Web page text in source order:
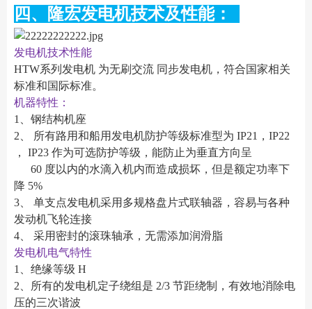
四、隆宏发电机技术及性能：
发电机技术性能
HTW系列发电机 为无刷交流 同步发电机，符合国家相关
标准和国际标准。
机器特性：
1、钢结构机座
2、 所有路用和船用发电机防护等级标准型为 IP21，IP22
， IP23 作为可选防护等级，能防止为垂直方向呈
60 度以内的水滴入机内而造成损坏，但是额定功率下
降 5%
3、 单支点发电机采用多规格盘片式联轴器，容易与各种
发动机飞轮连接
4、 采用密封的滚珠轴承，无需添加润滑脂
发电机电气特性
1、绝缘等级 H
2、所有的发电机定子绕组是 2/3 节距绕制，有效地消除电
压的三次谐波